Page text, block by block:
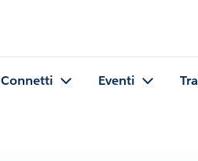
Connetti Eventi